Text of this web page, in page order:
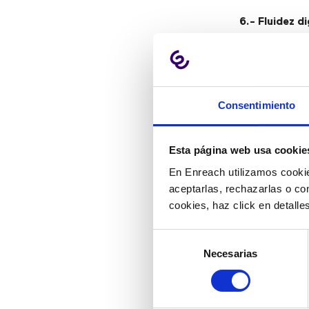
Consentimiento
Esta página web usa
En Enreach utilizamos
aceptarlas, rechazarlas o
cookies, haz click en
consentimiento
Necesarias
6.- Fluidez
contact
lo que los
7.- Pasión
La
y de cliente
actual de
manager
8.-